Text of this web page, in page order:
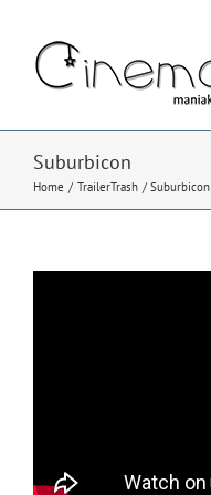
inhoud
Suburbicon
Home TrailerTrash Suburbicon